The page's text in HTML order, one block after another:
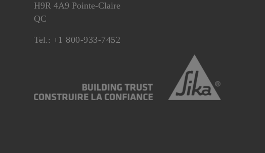
H9R 4A9 Pointe-Claire
QC
Tel.: +1 800-933-7452